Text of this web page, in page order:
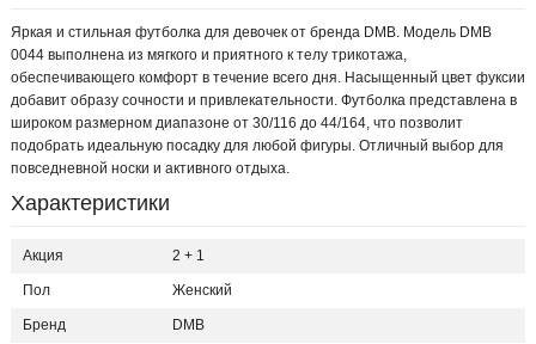
Яркая и стильная футболка для девочек от бренда DMB. Модель DMB
0044 выполнена из мягкого и приятного к телу трикотажа,
обеспечивающего комфорт в течение всего дня. Насыщенный цвет фуксии
добавит образу сочности и привлекательности. Футболка представлена в
широком размерном диапазоне от 30/116 до 44/164, что позволит
подобрать идеальную посадку для любой фигуры. Отличный выбор для
повседневной носки и активного отдыха.
Характеристики
Акция 2 + 1
Пол Женский
Бренд DMB